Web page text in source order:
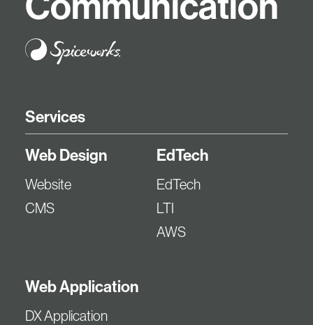
Services
Web Design
Website
CMS
EdTech
EdTech
LTI
AWS
Web Application
DX Application